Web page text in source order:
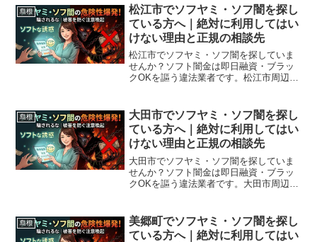
ずお読みください。
島根
松江市でソフヤミ・ソフ闇を探し
ている方へ｜絶対に利用してはい
けない理由と正規の相談先
松江市でソフヤミ・ソフ闇を探していま
せんか？ソフト闇金は即日融資・ブラッ
クOKを謳う違法業者です。松江市周辺で
読みください。
島根
大田市でソフヤミ・ソフ闇を探し
ている方へ｜絶対に利用してはい
けない理由と正規の相談先
大田市でソフヤミ・ソフ闇を探していま
せんか？ソフト闇金は即日融資・ブラッ
クOKを謳う違法業者です。大田市周辺で
読みください。
島根
美郷町でソフヤミ・ソフ闇を探し
ている方へ｜絶対に利用してはい